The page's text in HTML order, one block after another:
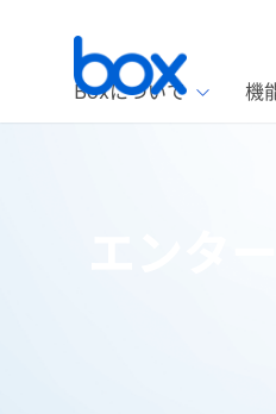
Boxについて 機
エンタ